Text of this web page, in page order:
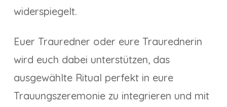
widerspiegelt.
Euer Trauredner oder eure Traurednerin
wird euch dabei unterstützen, das
ausgewählte Ritual perfekt in eure
Trauungszeremonie zu integrieren und mit